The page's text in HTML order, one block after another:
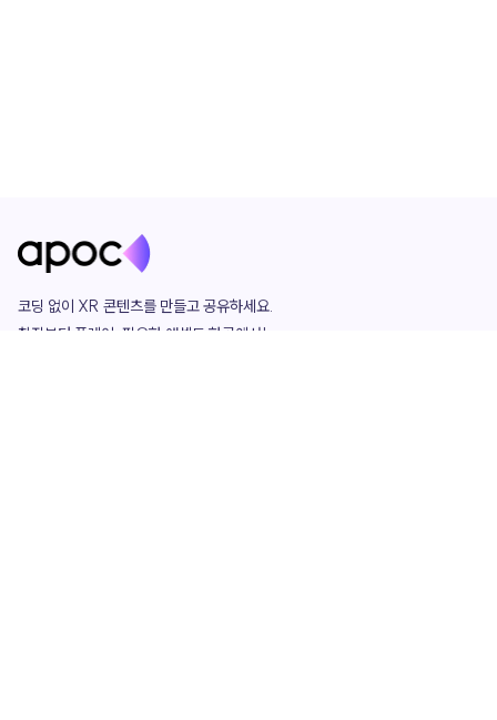
코딩 없이 XR 콘텐츠를 만들고 공유하세요.
창작부터 플레이, 필요한 애셋도 한곳에서!